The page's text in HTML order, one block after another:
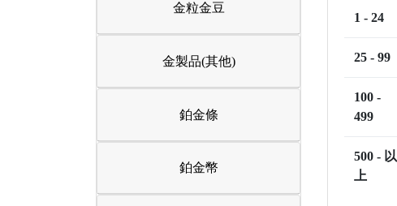
金粒金豆
金製品(其他)
鉑金條
鉑金幣
1 - 24
25 - 99
100 -
499
500 - 以
上